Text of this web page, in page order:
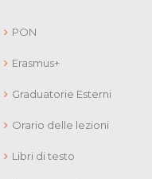
PON
Erasmus+
Graduatorie Esterni
Orario delle lezioni
Libri di testo